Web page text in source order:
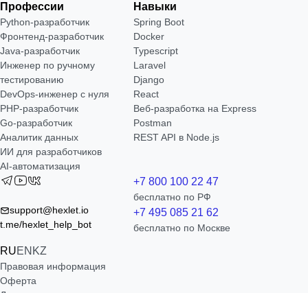
Профессии
Python-разработчик
Фронтенд-разработчик
Java-разработчик
Инженер по ручному
тестированию
DevOps-инженер с нуля
РНР-разработчик
Go-разработчик
Аналитик данных
ИИ для разработчиков
AI-автоматизация
Навыки
Spring Boot
Docker
Typescript
Laravel
Django
React
Веб-разработка на Express
Postman
REST API в Node.js
support@hexlet.io
t.me/hexlet_help_bot
RUEN KZ
+7 800 100 22 47
бесплатно по РФ
+7 495 085 21 62
бесплатно по Москве
Правовая информация
Оферта